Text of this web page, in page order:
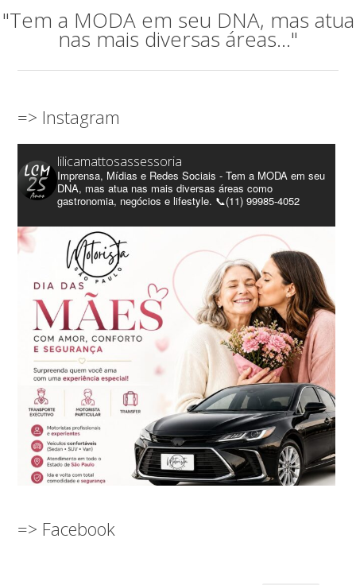
"Tem a MODA em seu DNA, mas atua
nas mais diversas áreas..."
=> Instagram
lilicamattosassessoria
Imprensa, Mídias e Redes Sociais - Tem a MODA em seu
DNA, mas atua nas mais diversas áreas como
gastronomia, negócios e lifestyle. 📞(11) 99985-4052
=> Facebook